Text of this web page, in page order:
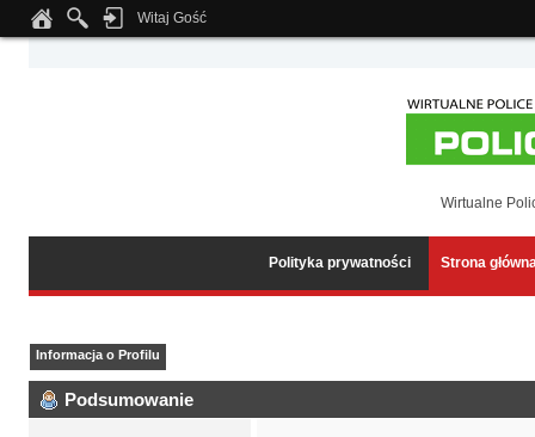
Notice: Undefined index: tapatalk_body_hook in
Witaj Gość
Wirtualne
Polityka prywatności Strona
Informacja o Profilu
Podsumowanie